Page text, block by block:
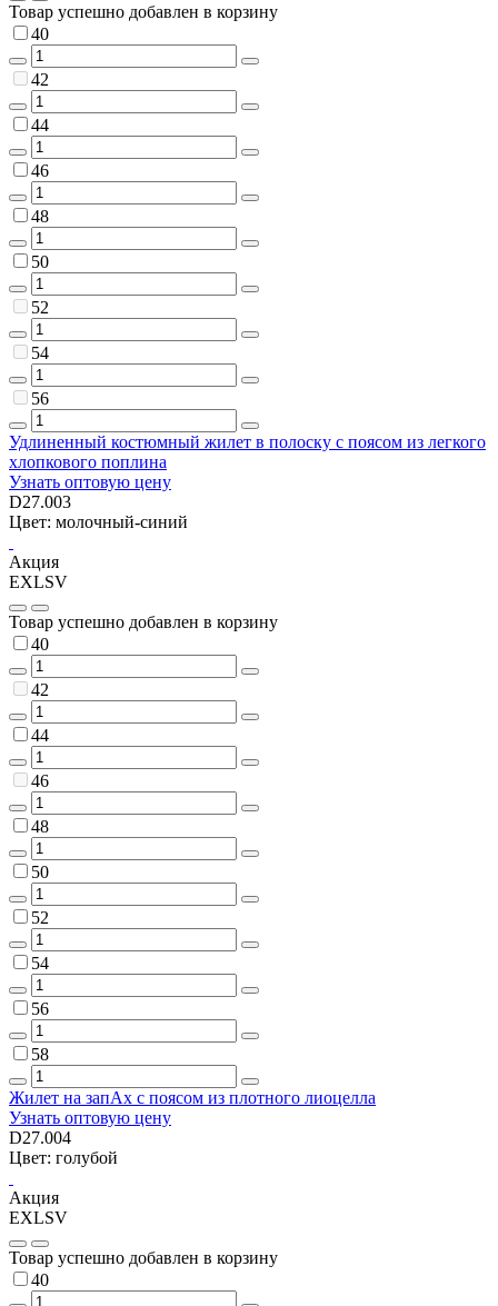
Товар успешно добавлен в корзину
40
42
44
46
48
50
52
54
56
Удлиненный костюмный жилет в полоску с поясом из легкого
хлопкового поплина
Узнать оптовую цену
D27.003
Цвет: молочный-синий
Акция
EXLSV
Товар успешно добавлен в корзину
40
42
44
46
48
50
52
54
56
58
Жилет на запАх с поясом из плотного лиоцелла
Узнать оптовую цену
D27.004
Цвет: голубой
Акция
EXLSV
Товар успешно добавлен в корзину
40